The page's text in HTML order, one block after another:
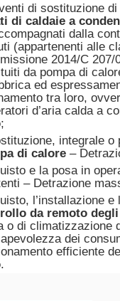
di sostituzione di
di caldaie a
dalla
(appartenenti alle
2014/C
da pompa di
ed
tra loro,
d’aria calda a
;
integrale
di calore –
e la posa in
– Detrazione
l’installazione
da remoto
o di climatizzazione
dei
efficiente
.